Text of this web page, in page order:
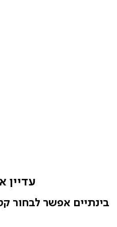
עדיין
בינתיים אפשר לבחור